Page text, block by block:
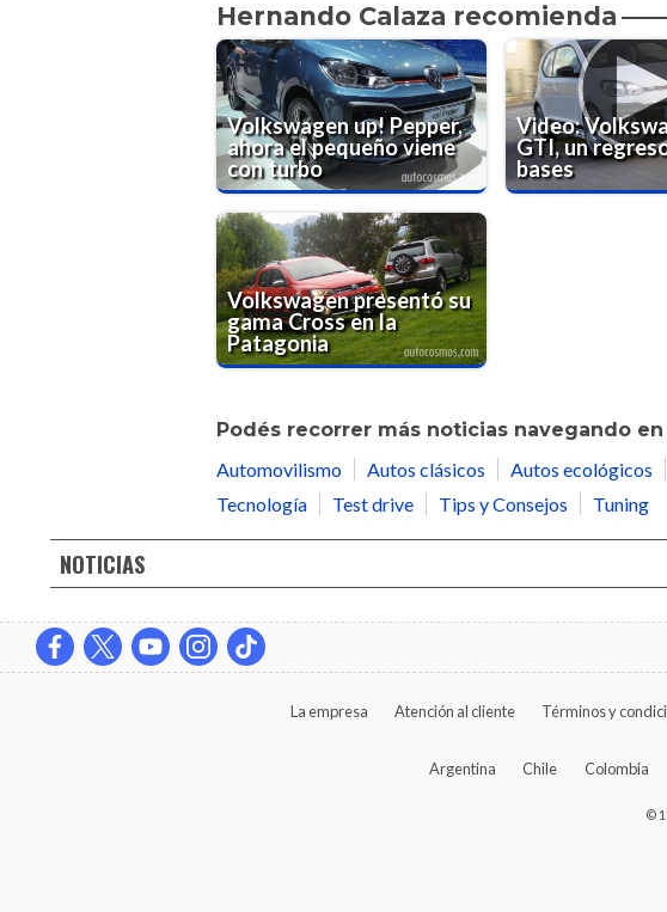
Hernando Calaza recomienda
Volkswagen up! Pepper,
ahora el pequeño viene
con turbo
Video:
GTI, un
bases
Volkswagen presentó su
gama Cross en la
Patagonia
Podés recorrer más noticias navegando
Automovilismo
Autos clásicos Autos ecológicos
Tecnología
Test drive Tips y Consejos Tuning
NOTICIAS
La empresa Atención al cliente Términos y
Argentina Chile Colombia
©